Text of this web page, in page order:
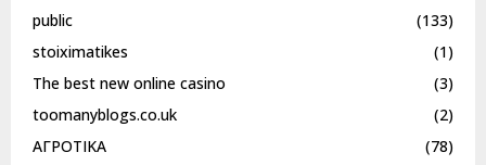
public
(133)
stoiximatikes
(1)
The best new online casino
(3)
toomanyblogs.co.uk
(2)
ΑΓΡΟΤΙΚΑ
(78)